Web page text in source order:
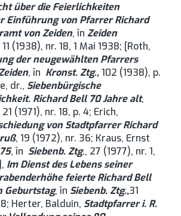
über die Feierlichkeiten
Einführung von Pfarrer Richard
von Zeiden, în Zeiden
11 (1938), nr. 18, 1 Mai 1938; [Roth,
der neugewählten Pfarrers
, în Kronst. Ztg.,102 (1938), p.
dr., Siebenbürgische
Richard Bell 70 Jahre alt,
21 (1971), nr. 18, p. 4; Erich,
von Stadtpfarrer Richard
, 19 (1972), nr. 36; Kraus, Ernst
, în Siebenb. Ztg., 27 (1977), nr. 1,
Im Dienst des Lebens seiner
feierte Richard Bell
Geburtstag, în Siebenb. Ztg.,31
8; Herter, Balduin, Stadtpfarrer i. R.